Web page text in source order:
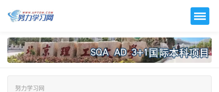
努力学习网